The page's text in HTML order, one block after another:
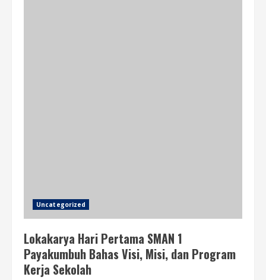
Uncategorized
Lokakarya Hari Pertama SMAN 1
Payakumbuh Bahas Visi, Misi, dan Program
Kerja Sekolah